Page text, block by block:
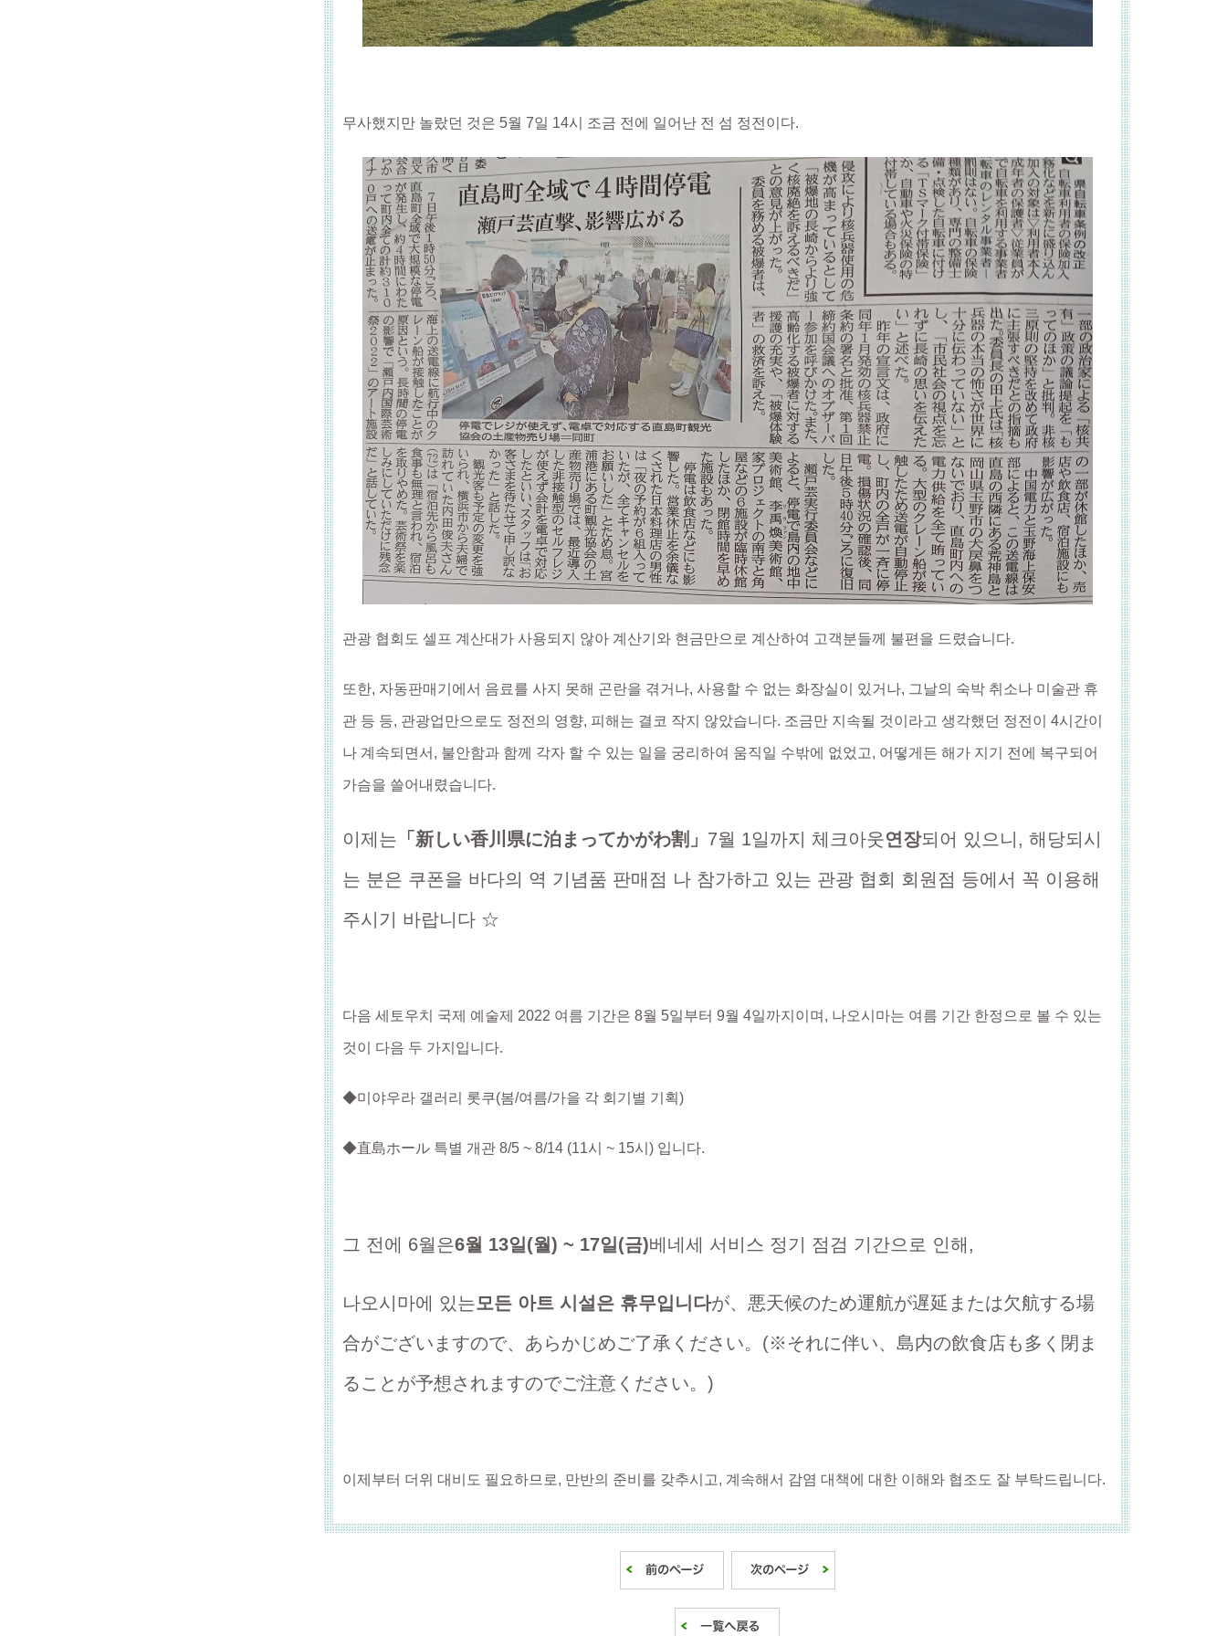
무사했지만 놀랐던 것은 5월 7일 14시 조금 전에 일어난 전 섬 정전이다.
관광 협회도 셀프 계산대가 사용되지 않아 계산기와 현금만으로 계산하여 고객분들께 불편을 드렸습니다.
또한, 자동판매기에서 음료를 사지 못해 곤란을 겪거나, 사용할 수 없는 화장실이 있거나, 그날의 숙박 취소나 미술관 휴
관 등 등, 관광업만으로도 정전의 영향, 피해는 결코 작지 않았습니다. 조금만 지속될 것이라고 생각했던 정전이 4시간이
나 계속되면서, 불안함과 함께 각자 할 수 있는 일을 궁리하여 움직일 수밖에 없었고, 어떻게든 해가 지기 전에 복구되어
가슴을 쓸어내렸습니다.
이제는 「新しい香川県に泊まってかがわ割」 7월 1일까지 체크아웃연장되어 있으니, 해당되시
는 분은 쿠폰을 바다의 역 기념품 판매점 나 참가하고 있는 관광 협회 회원점 등에서 꼭 이용해
주시기 바랍니다 ☆
다음 세토우치 국제 예술제 2022 여름 기간은 8월 5일부터 9월 4일까지이며, 나오시마는 여름 기간 한정으로 볼 수 있는
것이 다음 두 가지입니다.
◆미야우라 갤러리 롯쿠(봄/여름/가을 각 회기별 기획)
◆直島ホール 특별 개관 8/5 ~ 8/14 (11시 ~ 15시) 입니다.
그 전에 6월은6월 13일(월) ~ 17일(금)베네세 서비스 정기 점검 기간으로 인해,
나오시마에 있는모든 아트 시설은 휴무입니다が、悪天候のため運航が遅延または欠航する場
合がございますので、あらかじめご了承ください。(※それに伴い、島内の飲食店も多く閉ま
ることが予想されますのでご注意ください。)
이제부터 더위 대비도 필요하므로, 만반의 준비를 갖추시고, 계속해서 감염 대책에 대한 이해와 협조도 잘 부탁드립니다.